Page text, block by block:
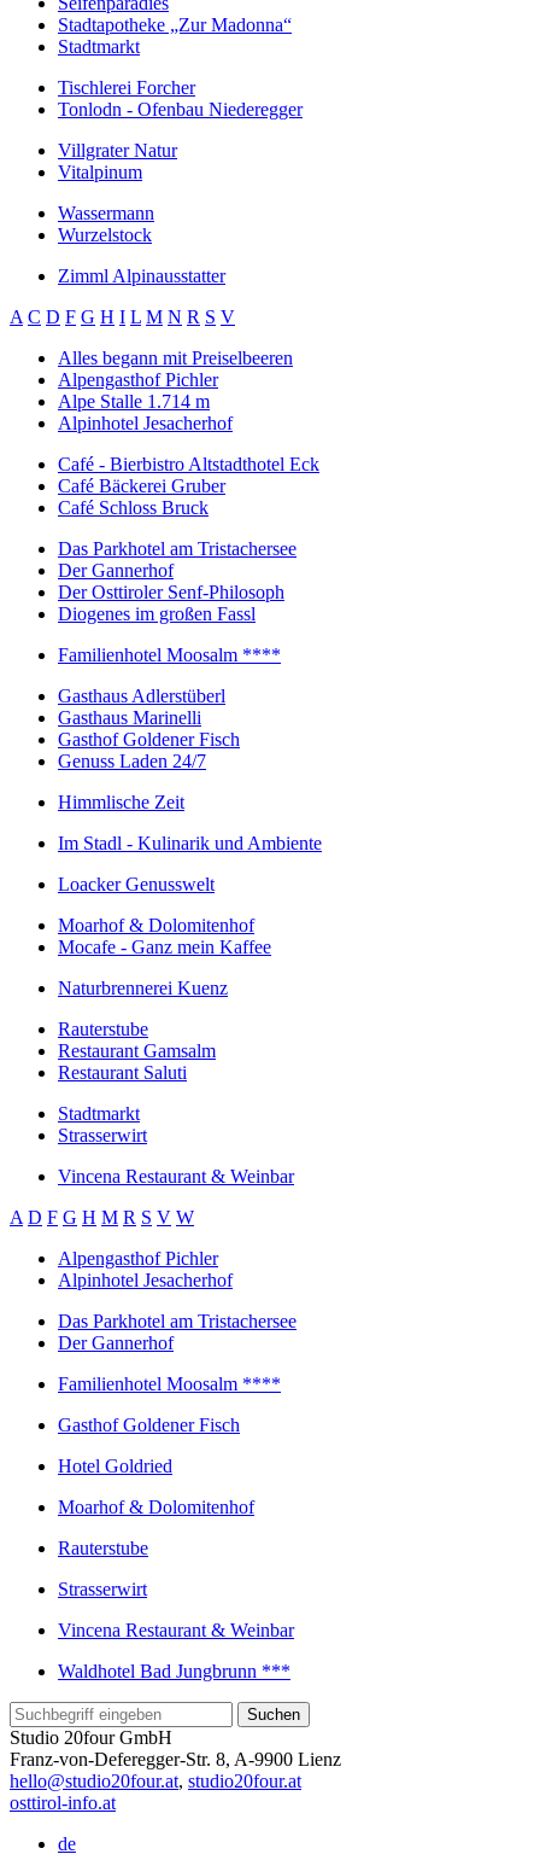
Stadtapotheke „Zur Madonna“
Stadtmarkt
Tischlerei Forcher
Tonlodn - Ofenbau Niederegger
Villgrater Natur
Vitalpinum
Wassermann
Wurzelstock
Zimml Alpinausstatter
A C D F G H I L M N R S V
Alles begann mit Preiselbeeren
Alpengasthof Pichler
Alpe Stalle 1.714 m
Alpinhotel Jesacherhof
Café - Bierbistro Altstadthotel Eck
Café Bäckerei Gruber
Café Schloss Bruck
Das Parkhotel am Tristachersee
Der Gannerhof
Der Osttiroler Senf-Philosoph
Diogenes im großen Fassl
Familienhotel Moosalm ****
Gasthaus Adlerstüberl
Gasthaus Marinelli
Gasthof Goldener Fisch
Genuss Laden 24/7
Himmlische Zeit
Im Stadl - Kulinarik und Ambiente
Loacker Genusswelt
Moarhof & Dolomitenhof
Mocafe - Ganz mein Kaffee
Naturbrennerei Kuenz
Rauterstube
Restaurant Gamsalm
Restaurant Saluti
Stadtmarkt
Strasserwirt
Vincena Restaurant & Weinbar
A D F G H M R S V W
Alpengasthof Pichler
Alpinhotel Jesacherhof
Das Parkhotel am Tristachersee
Der Gannerhof
Familienhotel Moosalm ****
Gasthof Goldener Fisch
Hotel Goldried
Moarhof & Dolomitenhof
Rauterstube
Strasserwirt
Vincena Restaurant & Weinbar
Waldhotel Bad Jungbrunn ***
Studio 20four GmbH
Franz-von-Deferegger-Str. 8, A-9900 Lienz
hello@studio20four.at, studio20four.at
osttirol-info.at
de